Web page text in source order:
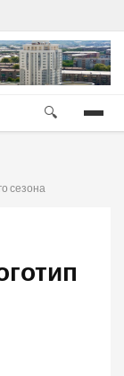
🔍
сезона